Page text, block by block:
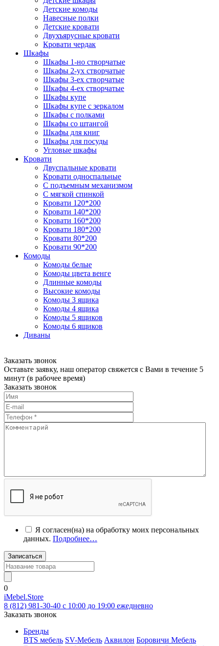
Детские комоды
Навесные полки
Детские кровати
Двухъярусные кровати
Кровати чердак
Шкафы
Шкафы 1-но створчатые
Шкафы 2-ух створчатые
Шкафы 3-ех створчатые
Шкафы 4-ех створчатые
Шкафы купе
Шкафы купе с зеркалом
Шкафы с полками
Шкафы со штангой
Шкафы для книг
Шкафы для посуды
Угловые шкафы
Кровати
Двуспальные кровати
Кровати односпальные
С подъемным механизмом
С мягкой спинкой
Кровати 120*200
Кровати 140*200
Кровати 160*200
Кровати 180*200
Кровати 80*200
Кровати 90*200
Комоды
Комоды белые
Комоды цвета венге
Длинные комоды
Высокие комоды
Комоды 3 ящика
Комоды 4 ящика
Комоды 5 ящиков
Комоды 6 ящиков
Диваны
Заказать звонок
Оставьте заявку, наш оператор свяжется с Вами в течение 5
минут (в рабочее время)
Заказать звонок
Я согласен(на) на обработку моих персональных
данных. Подробнее…
Записаться
0
iMebel.Store
8 (812) 981-30-40 c 10:00 до 19:00 ежедневно
Заказать звонок
Бренды
BTS мебель SV-Мебель Аквилон Боровичи Мебель